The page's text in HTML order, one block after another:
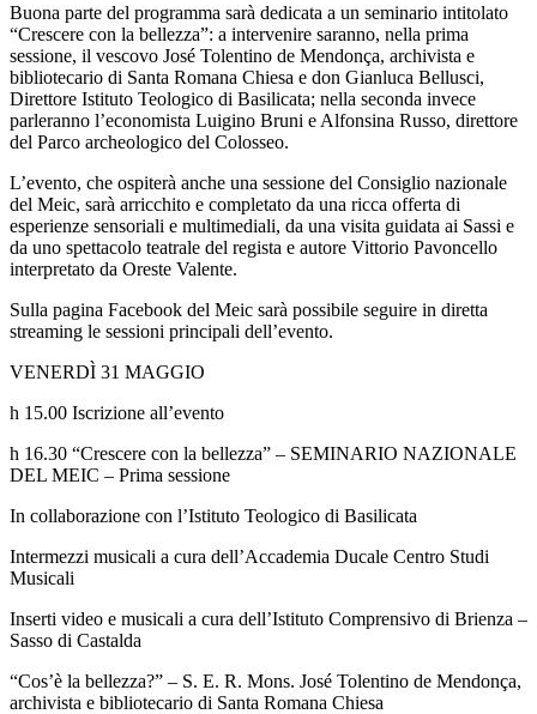
Buona parte del programma sarà dedicata a un seminario intitolato
“Crescere con la bellezza”: a intervenire saranno, nella prima
sessione, il vescovo José Tolentino de Mendonça, archivista e
bibliotecario di Santa Romana Chiesa e don Gianluca Bellusci,
Direttore Istituto Teologico di Basilicata; nella seconda invece
parleranno l’economista Luigino Bruni e Alfonsina Russo, direttore
del Parco archeologico del Colosseo.
L’evento, che ospiterà anche una sessione del Consiglio nazionale
del Meic, sarà arricchito e completato da una ricca offerta di
esperienze sensoriali e multimediali, da una visita guidata ai Sassi e
da uno spettacolo teatrale del regista e autore Vittorio Pavoncello
interpretato da Oreste Valente.
Sulla pagina Facebook del Meic sarà possibile seguire in diretta
streaming le sessioni principali dell’evento.
VENERDÌ 31 MAGGIO
h 15.00 Iscrizione all’evento
h 16.30 “Crescere con la bellezza” – SEMINARIO NAZIONALE
DEL MEIC – Prima sessione
In collaborazione con l’Istituto Teologico di Basilicata
Intermezzi musicali a cura dell’Accademia Ducale Centro Studi
Musicali
Inserti video e musicali a cura dell’Istituto Comprensivo di Brienza –
Sasso di Castalda
“Cos’è la bellezza?” – S. E. R. Mons. José Tolentino de Mendonça,
archivista e bibliotecario di Santa Romana Chiesa